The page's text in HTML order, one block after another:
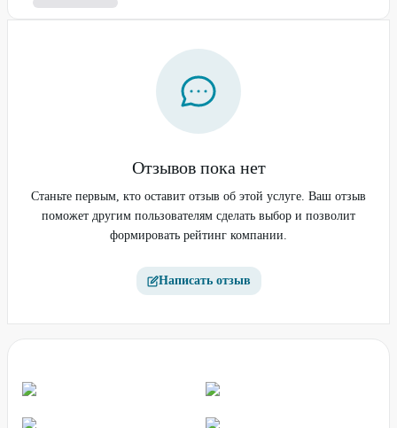
Отзывов пока нет
Станьте первым, кто оставит отзыв об этой услуге. Ваш отзыв
поможет другим пользователям сделать выбор и позволит
формировать рейтинг компании.
Написать отзыв